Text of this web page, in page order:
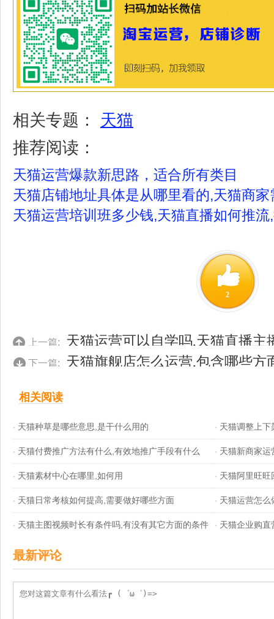
相关专题： 天猫
推荐阅读：
天猫运营爆款新思路，适合所有类目
天猫店铺地址具体是从哪里看的,天猫商
天猫运营培训班多少钱,天猫直播如何推
2
上一篇: 天猫运营可以自学吗,天猫直播主
按什么来算
下一篇: 天猫旗舰店怎么运营,包含哪些方
相关阅读
· 天猫种草是哪些意思,是干什么用的 · 天猫调整上
· 天猫付费推广方法有什么,有效地推广手段有什么 · 天猫新商家运
· 天猫素材中心在哪里,如何用 · 天猫阿里旺
· 天猫日常考核如何提高,需要做好哪些方面 · 天猫运营怎
店铺层级怎么
· 天猫主图视频时长有条件吗,有没有其它方面的条件 · 天猫企业购直
最新评论